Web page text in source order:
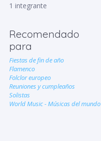
1 integrante
Recomendado
para
Fiestas de fin de año
Flamenco
Folclor europeo
Reuniones y cumpleaños
Solistas
World Music - Músicas del mundo